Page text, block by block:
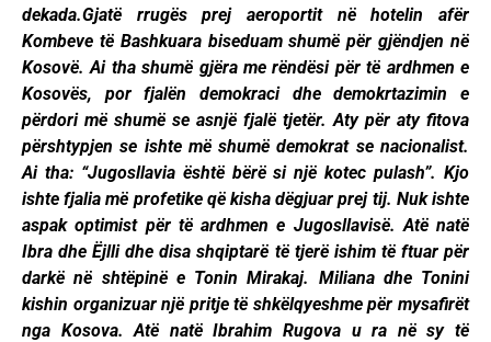
dekada.Gjatë rrugës prej aeroportit në hotelin afër
Kombeve të Bashkuara biseduam shumë për gjëndjen në
Kosovë. Ai tha shumë gjëra me rëndësi për të ardhmen e
Kosovës, por fjalën demokraci dhe demokrtazimin e
përdori më shumë se asnjë fjalë tjetër. Aty për aty fitova
përshtypjen se ishte më shumë demokrat se nacionalist.
Ai tha: “Jugosllavia është bërë si një kotec pulash”. Kjo
ishte fjalia më profetike që kisha dëgjuar prej tij. Nuk ishte
aspak optimist për të ardhmen e Jugosllavisë. Atë natë
Ibra dhe Ëjlli dhe disa shqiptarë të tjerë ishim të ftuar për
darkë në shtëpinë e Tonin Mirakaj. Miliana dhe Tonini
kishin organizuar një pritje të shkëlqyeshme për mysafirët
nga Kosova. Atë natë Ibrahim Rugova u ra në sy të